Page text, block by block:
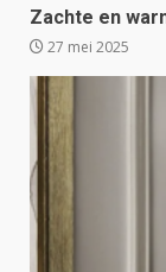
Zachte en
27 mei 2025